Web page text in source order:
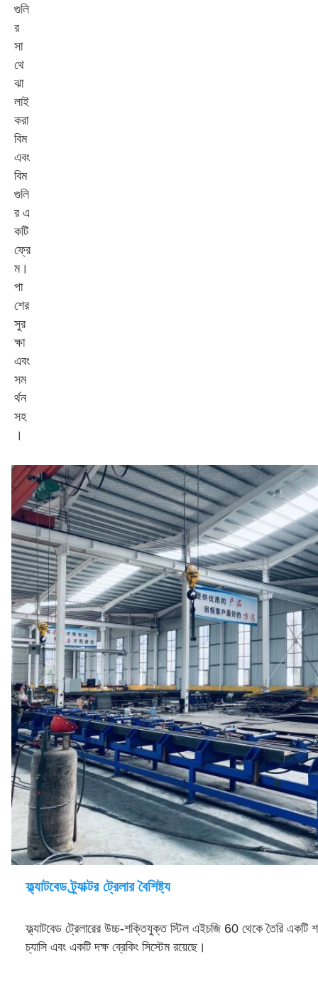
গুলি
র
সা
থে
ঝা
লাই
করা
বিম
এবং
বিম
গুলি
র এ
কটি
ফ্রে
ম।
পা
শের
সুর
ক্ষা
এবং
সম
র্থন
সহ
।
ফ্ল্যাটবেড ট্র্যাক্টর ট্রেলার বৈশিষ্ট্য
ফ্ল্যাটবেড ট্রেলারের উচ্চ-শক্তিযুক্ত স্টিল এইচজি 60 থেকে তৈরি
চ্যাসি এবং একটি দক্ষ ব্রেকিং সিস্টেম রয়েছে।